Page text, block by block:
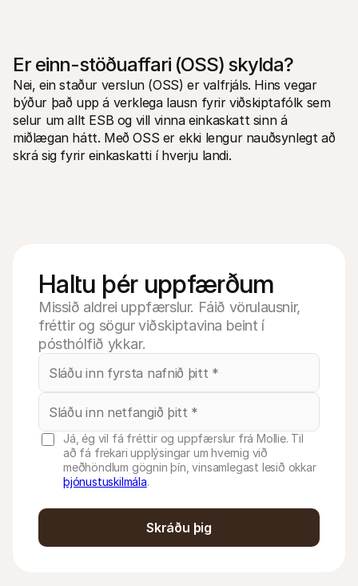
Er einn-stöðuaffari (OSS) skylda?
Nei, ein staður verslun (OSS) er valfrjáls. Hins vegar
býður það upp á verklega lausn fyrir viðskiptafólk sem
selur um allt ESB og vill vinna einkaskatt sinn á
miðlægan hátt. Með OSS er ekki lengur nauðsynlegt að
skrá sig fyrir einkaskatti í hverju landi.
Haltu þér uppfærðum
Missið aldrei uppfærslur. Fáið vörulausnir,
fréttir og sögur viðskiptavina beint í
pósthólfið ykkar.
Já, ég vil fá fréttir og uppfærslur frá Mollie. Til
að fá frekari upplýsingar um hvernig við
meðhöndlum gögnin þín, vinsamlegast lesið okkar
þjónustuskilmála.
Skráðu þig